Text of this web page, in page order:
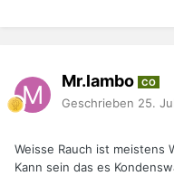
Mr.lambo CO
Geschrieben 25.
Weisse Rauch ist meistens
Kann sein das es